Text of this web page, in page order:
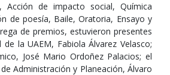
Acción de impacto social, Química
de poesía, Baile, Oratoria, Ensayo y
de premios, estuvieron presentes
la UAEM, Fabiola Álvarez Velasco;
José Mario Ordoñez Palacios; el
Administración y Planeación, Álvaro